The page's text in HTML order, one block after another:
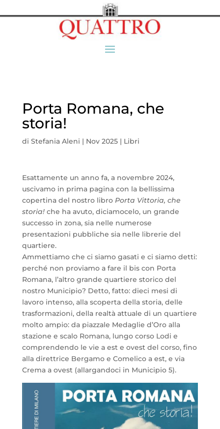
Porta Romana, che
storia!
di Stefania Aleni | Nov 2025| Libri
Esattamente un anno fa, a novembre 2024,
uscivamo in prima pagina con la bellissima
copertina del nostro libro Porta Vittoria, che
storia!che ha avuto, diciamocelo, un grande
successo in zona, sia nelle numerose
presentazioni pubbliche sia nelle librerie del
quartiere.
Ammettiamo che ci siamo gasati e ci siamo detti:
perché non proviamo a fare il bis con Porta
Romana, l’altro grande quartiere storico del
nostro Municipio? Detto, fatto: dieci mesi di
lavoro intenso, alla scoperta della storia, delle
trasformazioni, della realtà attuale di un quartiere
molto ampio: da piazzale Medaglie d’Oro alla
stazione e scalo Romana, lungo corso Lodi e
comprendendo le vie a est e ovest del corso, fino
alla direttrice Bergamo e Comelico a est, e via
Crema a ovest (allargandoci in Municipio 5).